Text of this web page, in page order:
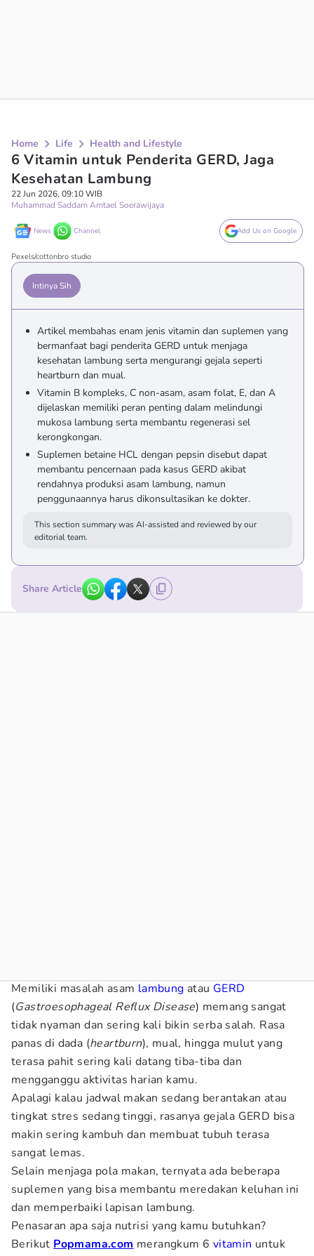
Home Life Health and Lifestyle
6 Vitamin untuk Penderita GERD, Jaga
Kesehatan Lambung
22 Jun 2026, 09:10 WIB
Muhammad Saddam Amtael Soerawijaya
News Channel Add Us on Google
Pexels/cottonbro studio
Intinya Sih
Artikel membahas enam jenis vitamin dan suplemen yang
bermanfaat bagi penderita GERD untuk menjaga
kesehatan lambung serta mengurangi gejala seperti
heartburn dan mual.
Vitamin B kompleks, C non-asam, asam folat, E, dan A
dijelaskan memiliki peran penting dalam melindungi
mukosa lambung serta membantu regenerasi sel
kerongkongan.
Suplemen betaine HCL dengan pepsin disebut dapat
membantu pencernaan pada kasus GERD akibat
rendahnya produksi asam lambung, namun
penggunaannya harus dikonsultasikan ke dokter.
This section summary was AI-assisted and reviewed by our
editorial team.
Share Article
Memiliki masalah asam lambung atau GERD
(Gastroesophageal Reflux Disease) memang sangat
tidak nyaman dan sering kali bikin serba salah. Rasa
panas di dada (heartburn), mual, hingga mulut yang
terasa pahit sering kali datang tiba-tiba dan
mengganggu aktivitas harian kamu.
Apalagi kalau jadwal makan sedang berantakan atau
tingkat stres sedang tinggi, rasanya gejala GERD bisa
makin sering kambuh dan membuat tubuh terasa
sangat lemas.
Selain menjaga pola makan, ternyata ada beberapa
suplemen yang bisa membantu meredakan keluhan ini
dan memperbaiki lapisan lambung.
Penasaran apa saja nutrisi yang kamu butuhkan?
Berikut Popmama.com merangkum 6 vitamin untuk